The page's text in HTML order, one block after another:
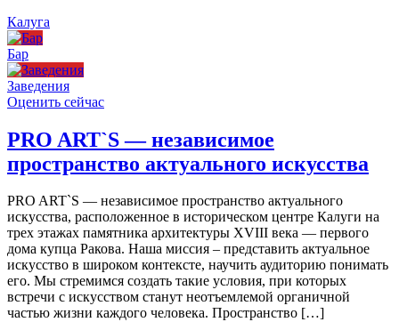
Калуга
Бар
Заведения
Оценить сейчас
PRO ART`S — независимое
пространство актуального искусства
PRO ART`S — независимое пространство актуального
искусства, расположенное в историческом центре Калуги на
трех этажах памятника архитектуры XVIII века — первого
дома купца Ракова. Наша миссия – представить актуальное
искусство в широком контексте, научить аудиторию понимать
его. Мы стремимся создать такие условия, при которых
встречи с искусством станут неотъемлемой органичной
частью жизни каждого человека. Пространство […]